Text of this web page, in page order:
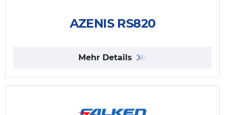
AZENIS RS820
Mehr Details